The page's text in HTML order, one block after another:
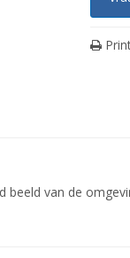
beeld van de